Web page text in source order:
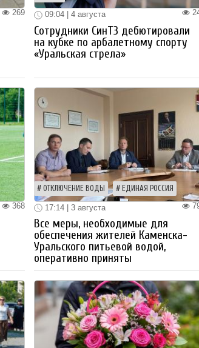
269 09:04 | 4 августа
Сотрудники СинТЗ дебютировали
на кубке по арбалетному спорту
«Уральская стрела»
368
ОТКЛЮЧЕНИЕ ВОДЫ ЕДИНАЯ РОССИЯ
17:14 | 3 августа
Все меры, необходимые для
обеспечения жителей Каменска-
Уральского питьевой водой,
оперативно приняты